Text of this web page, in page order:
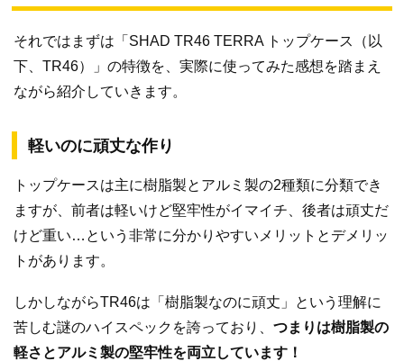
それではまずは「SHAD TR46 TERRA トップケース（以
下、TR46）」の特徴を、実際に使ってみた感想を踏まえ
ながら紹介していきます。
軽いのに頑丈な作り
トップケースは主に樹脂製とアルミ製の2種類に分類でき
ますが、前者は軽いけど堅牢性がイマイチ、後者は頑丈だ
けど重い…という非常に分かりやすいメリットとデメリッ
トがあります。
しかしながらTR46は「樹脂製なのに頑丈」という理解に
苦しむ謎のハイスペックを誇っており、 つまりは樹脂製の
軽さとアルミ製の堅牢性を両立しています！